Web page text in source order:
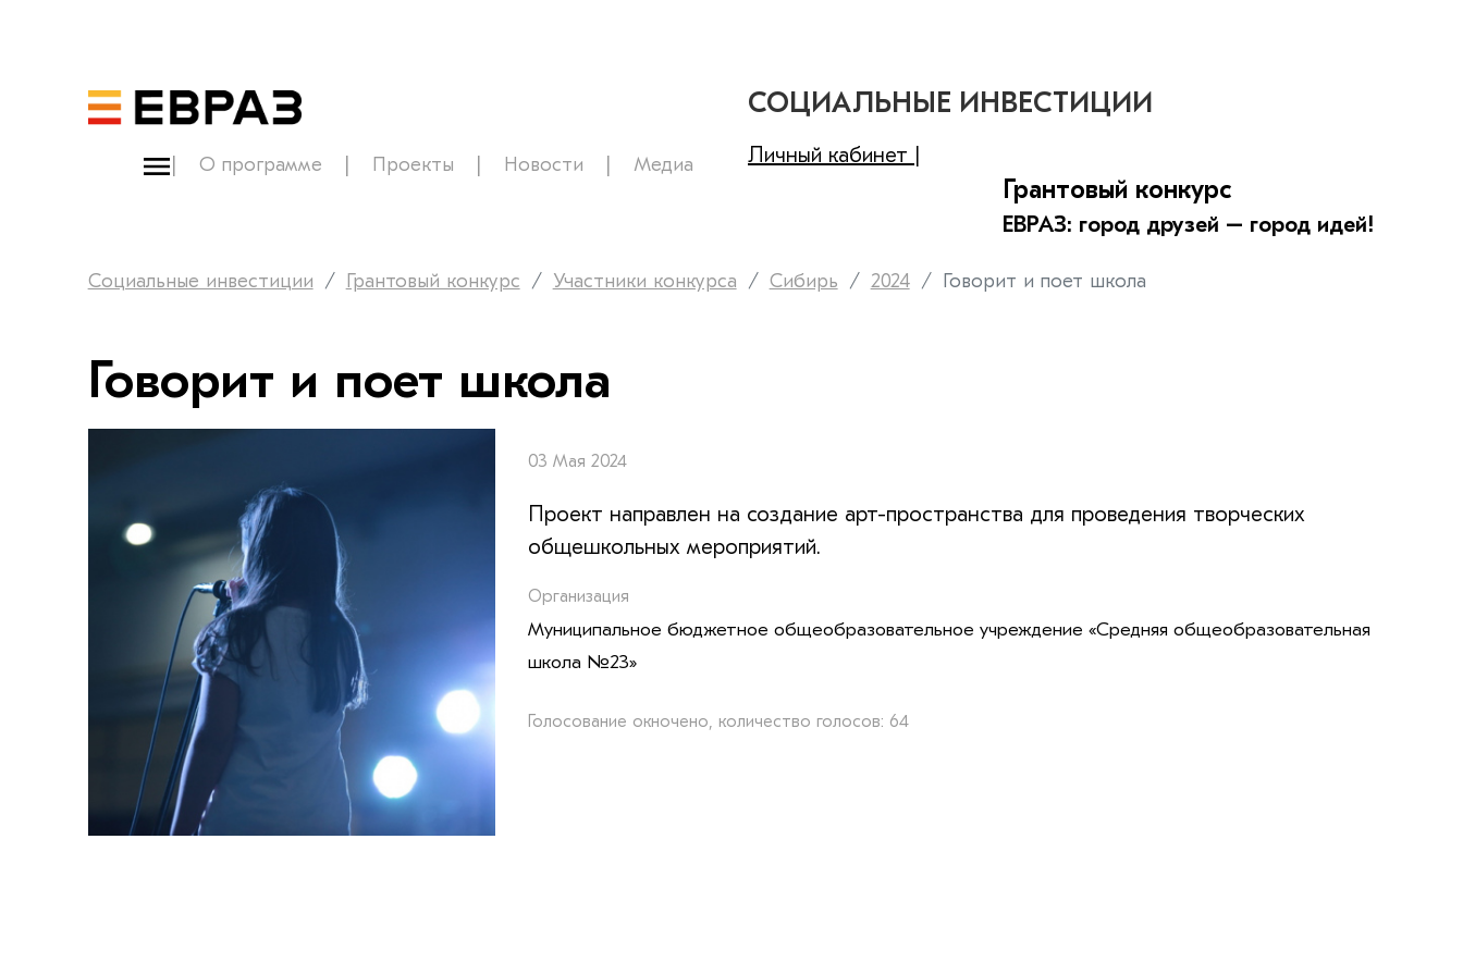
СОЦИАЛЬНЫЕ ИНВЕСТИЦИИ
О программе Проекты Новости Медиа Личный кабинет |
Грантовый конкурс
ЕВРАЗ: город друзей – город идей!
Социальные инвестиции Грантовый конкурс Участники конкурса Сибирь 2024 Говорит и поет школа
Говорит и поет школа
03 Мая 2024
Проект направлен на создание арт-пространства для проведения творческих
общешкольных мероприятий.
Организация
Муниципальное бюджетное общеобразовательное учреждение «Средняя общеобразовательная
школа №23»
Голосование окночено, количество голосов: 64